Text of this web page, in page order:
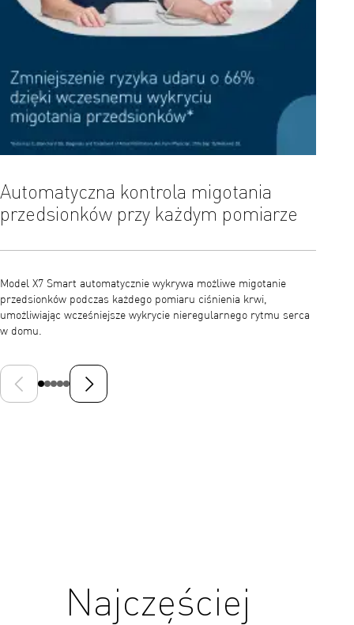
Automatyczna kontrola migotania
przedsionków przy każdym pomiarze
Model X7 Smart automatycznie wykrywa możliwe migotanie
przedsionków podczas każdego pomiaru ciśnienia krwi,
umożliwiając wcześniejsze wykrycie nieregularnego rytmu serca
w domu.
Poprzedni slajdNastępny slajd
Najczęściej